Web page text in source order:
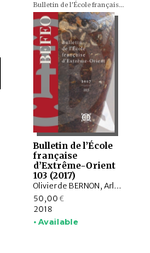
Bulletin de l'École française d'Extrême-Orient (BEFEO)
Bulletin de l’École
française
d’Extrême-Orient
103 (2017)
Olivier de BERNON, Arlo GRIFFITHS, Andrew OLLET, Bob HUDSON, Marc MIYAKE, Julian K. WHEATLEY, Jiří JÁKL, Tom HOOGERVORST, Jennifer L. GAYNOR, Nathan W. HILL, ZHAO Bing, Louise Allison CORT, Armand DESBAT, Béatrice WISNIEWSKI, WONG Sharon Wai-Yee, QIN Dashu, CHANG Jung Jung, YU Shan, HE Mengying, Alastair GORNALL, Hermann KULKE
50,00 €
2018
• Available